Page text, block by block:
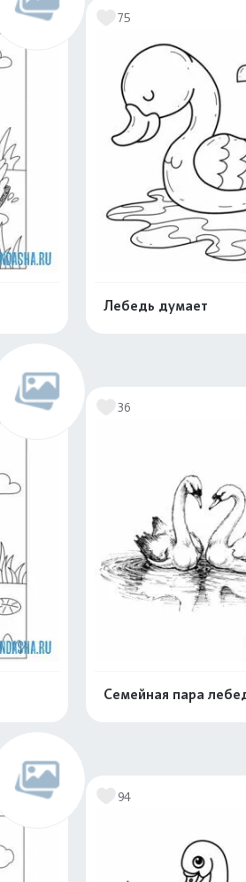
75
Лебедь думает
36
Семейная пара
94